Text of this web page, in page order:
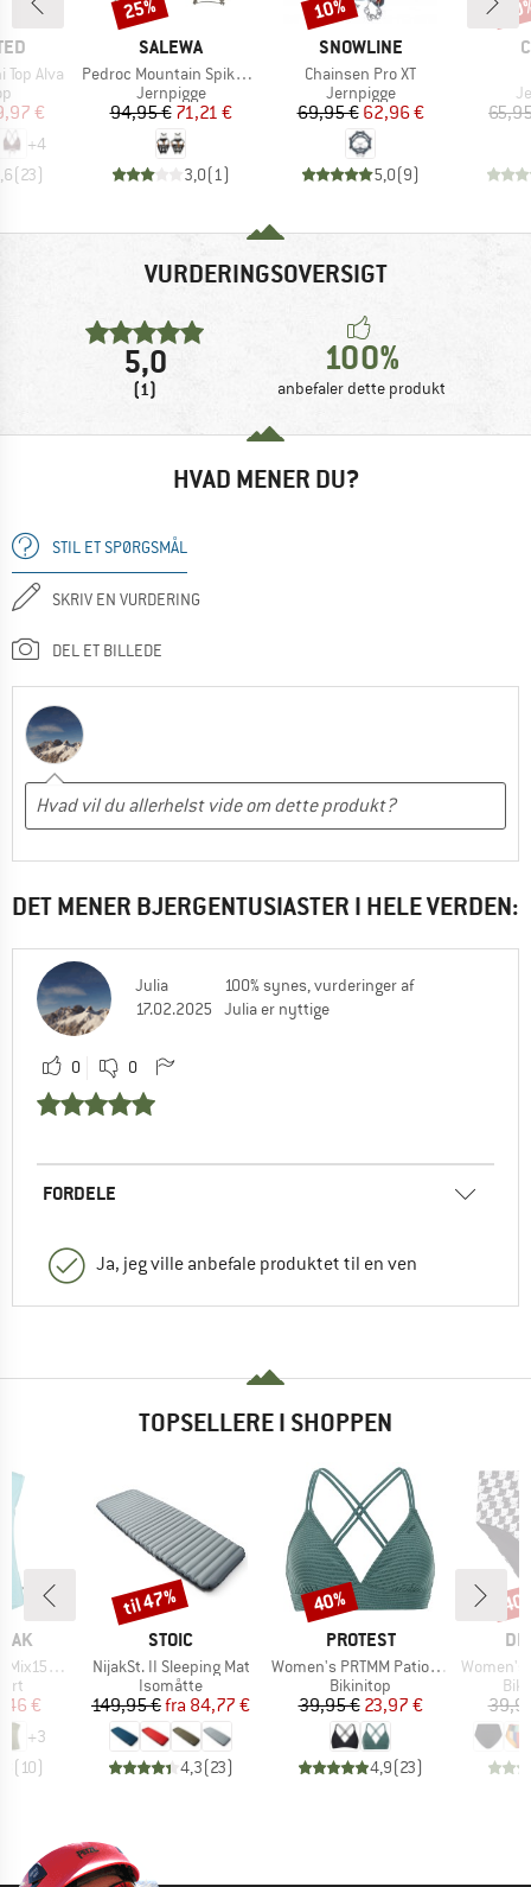
Alva
pris
€
+4
(23)
MÆRKE
SALEWA
Artikel
Pedroc Mountain Spike Crampon
Produktgruppe
Jernpigge
Pris
94,95 €Nedsat pris
71,21 €
3,0(1)
25%
MÆRKE
SNOWLINE
Artikel
Chainsen Pro XT
Produktgruppe
Jernpigge
Pris
69,95 €Nedsat pris
62,96 €
5,0(9)
10%
VURDERINGSOVERSIGT
5,0
(1)
100%
anbefaler dette produkt
HVAD MENER DU?
STIL ET SPØRGSMÅL
SKRIV EN VURDERING
DEL ET BILLEDE
DET MENER BJERGENTUSIASTER I HELE VERDEN:
Julia
17.02.2025
100% synes, vurderinger af
Julia er nyttige
0 0
FORDELE
Ja, jeg ville anbefale produktet til en ven
TOPSELLERE I SHOPPEN
Loose Tank
pris
€
+3
( 10)
MÆRKE
STOIC
Artikel
NijakSt. II Sleeping Mat
Produktgruppe
Isomåtte
Pris
149,95 € Nedsat pris
fra 84,77 €
4,3(23)
Rabat
til 47%
MÆRKE
PROTEST
Artikel
Women's PRTMM Patio Triangle
Produktgruppe
Bikinitop
Pris
39,95 €Nedsat pris
23,97 €
4,9(23)
Rabat
40%
Artikel
Women's